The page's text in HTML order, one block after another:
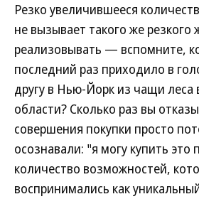
Резко увеличившееся
не вызывает такого же резкого
реализовывать — вспомните,
последний раз приходило в
другу в Нью-Йорк из чащи леса
области? Сколько раз вы
совершения покупки просто
осознавали: "я могу купить
количество возможностей,
воспринимались как